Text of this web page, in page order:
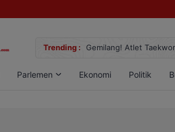
Trending : Gemilang! Atlet
Parlemen Ekonomi Politik